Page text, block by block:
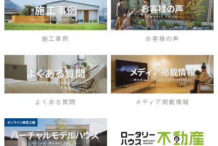
施工事例 お客様の声
よくある質問 メディア掲載情報